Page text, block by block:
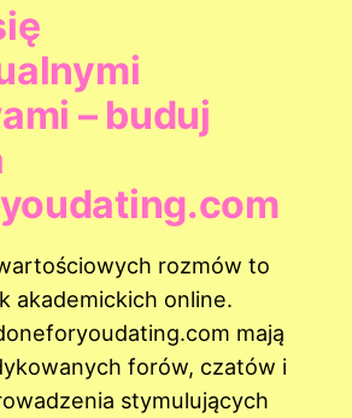
– buduj
rozmów to
akademickich online.
mają
forów, czatów i
stymulujących